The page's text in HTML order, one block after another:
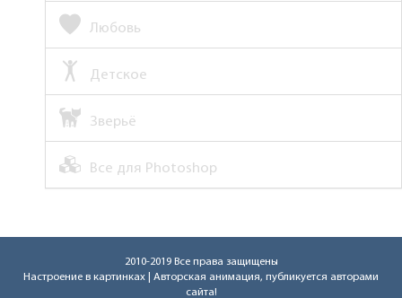
Любовь
Детское
Зверьё
Все для Photoshop
2010-2019 Все права защищены
Настроение в картинках | Авторская анимация, публикуется авторами
сайта!